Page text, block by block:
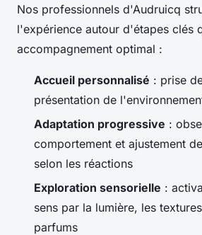
Nos professionnels d'Audruicq
l'expérience autour d'étapes clés
accompagnement optimal :
Accueil personnalisé : prise
présentation de
Adaptation progressive :
comportement et ajustement
selon les réactions
Exploration sensorielle :
sens par la lumière, les
parfums